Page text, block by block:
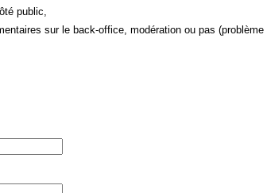
public,
sur le back-office, modération ou pas (problème